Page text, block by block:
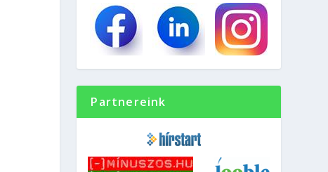
Partnereink